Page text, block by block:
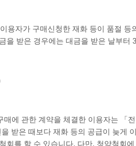
이용자가 구매신청한 재화 등이 품절
을 받은 경우에는 대금을 받은 날부
매에 관한 계약을 체결한 이용자는 「
받은 때보다 재화 등의 공급이 늦게
회를 할 수 있습니다. 다만, 청약철회